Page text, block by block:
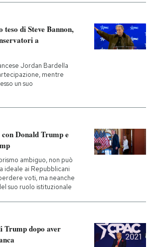
Europa
Mondiali calcio 2026
di Steve Bannon,
a
Jordan Bardella
mentre
un suo
Donald Trump e
ambiguo, non può
ideale ai Repubblicani
voti, ma neanche
suo ruolo istituzionale
Trump dopo aver